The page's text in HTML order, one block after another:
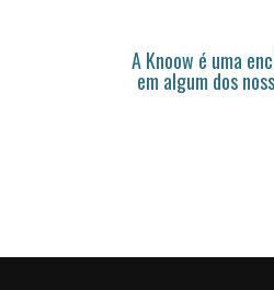
A Knoow é uma
em algum dos